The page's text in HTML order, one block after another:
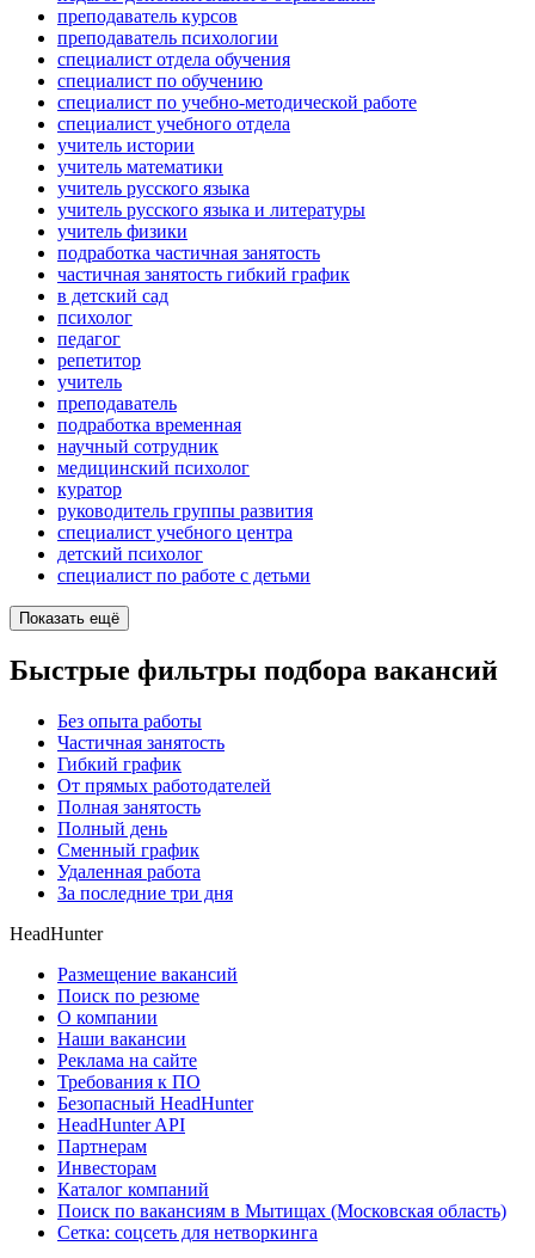
преподаватель курсов
преподаватель психологии
специалист отдела обучения
специалист по обучению
специалист по учебно-методической работе
специалист учебного отдела
учитель истории
учитель математики
учитель русского языка
учитель русского языка и литературы
учитель физики
подработка частичная занятость
частичная занятость гибкий график
в детский сад
психолог
педагог
репетитор
учитель
преподаватель
подработка временная
научный сотрудник
медицинский психолог
куратор
руководитель группы развития
специалист учебного центра
детский психолог
специалист по работе с детьми
Показать ещё
Быстрые фильтры подбора вакансий
Без опыта работы
Частичная занятость
Гибкий график
От прямых работодателей
Полная занятость
Полный день
Сменный график
Удаленная работа
За последние три дня
HeadHunter
Размещение вакансий
Поиск по резюме
О компании
Наши вакансии
Реклама на сайте
Требования к ПО
Безопасный HeadHunter
HeadHunter API
Партнерам
Инвесторам
Каталог компаний
Поиск по вакансиям в Мытищах (Московская область)
Сетка: соцсеть для нетворкинга